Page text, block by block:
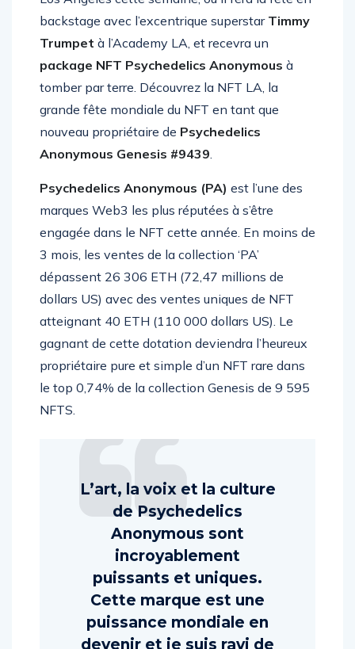
Los Angeles cette semaine, où il fera la fête en
backstage avec l’excentrique superstar
Trumpet à l’Academy LA, et recevra un
package NFT Psychedelics Anonymous
tomber par terre. Découvrez la NFT LA, la
grande fête mondiale du NFT en tant que
nouveau propriétaire dePsychedelics
Psychedelics Anonymous (PA)est l’une des
marques Web3 les plus réputées à s’être
engagée dans le NFT cette année. En moins de
3 mois, les ventes de la collection ‘PA’
dépassent 26 306 ETH (72,47 millions de
dollars US) avec des ventes uniques de NFT
atteignant 40 ETH (110 000 dollars US). Le
gagnant de cette dotation deviendra l’heureux
propriétaire pure et simple d’un NFT rare dans
le top 0,74% de la collection Genesis de 9 595
L’art, la voix et la culture
de Psychedelics
Anonymous sont
incroyablement
puissants et uniques.
Cette marque est une
puissance mondiale en